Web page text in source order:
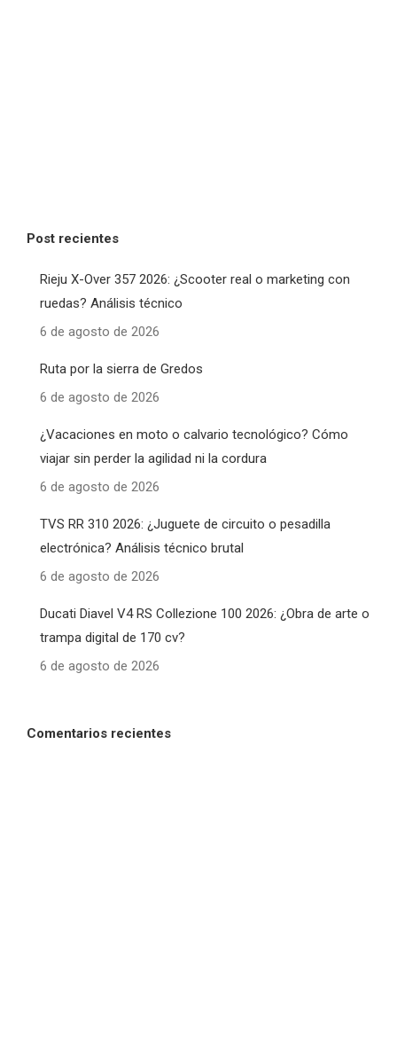
Post recientes
Rieju X-Over 357 2026: ¿Scooter real o marketing con
ruedas? Análisis técnico
6 de agosto de 2026
Ruta por la sierra de Gredos
6 de agosto de 2026
¿Vacaciones en moto o calvario tecnológico? Cómo
viajar sin perder la agilidad ni la cordura
6 de agosto de 2026
TVS RR 310 2026: ¿Juguete de circuito o pesadilla
electrónica? Análisis técnico brutal
6 de agosto de 2026
Ducati Diavel V4 RS Collezione 100 2026: ¿Obra de arte o
trampa digital de 170 cv?
6 de agosto de 2026
Comentarios recientes